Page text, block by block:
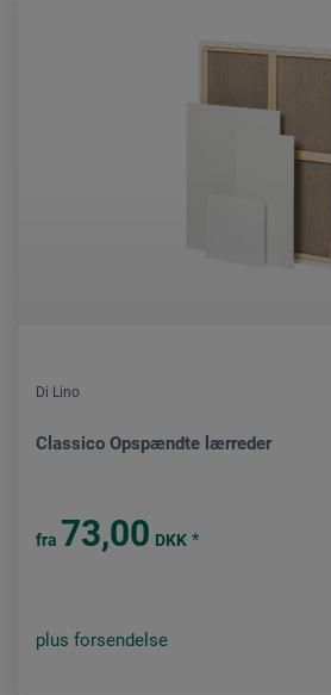
Di Lino
Classico Opspændte lærreder
fra 73,00 DKK *
plus forsendelse